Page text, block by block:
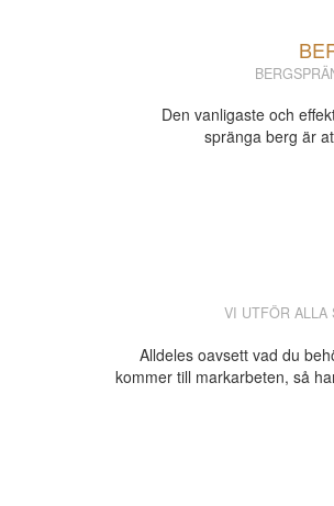
Den vanligaste och
spränga berg är
VI UTFÖR ALLA
Alldeles oavsett vad du
kommer till markarbeten, så